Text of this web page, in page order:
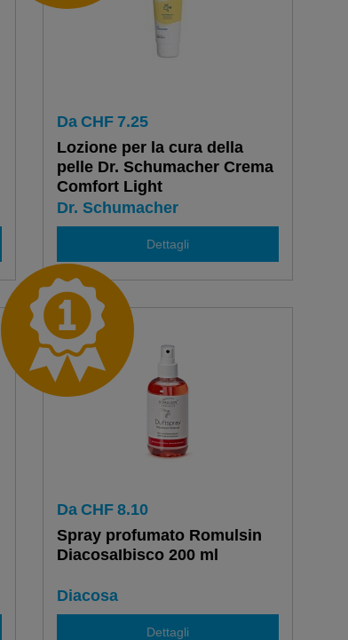
Da CHF 7.25
Lozione per la cura della
pelle Dr. Schumacher Crema
Comfort Light
Dr. Schumacher
Dettagli
Da CHF 8.10
Spray profumato Romulsin
DiacosaIbisco 200 ml
Diacosa
Dettagli